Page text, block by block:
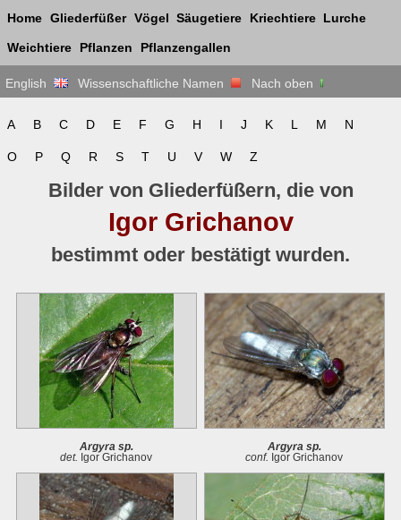
Home Gliederfüßer Vögel Säugetiere Kriechtiere Lurche
Weichtiere Pflanzen Pflanzengallen
English Wissenschaftliche Namen Nach oben
A B C D E F G H I J K L M N
O P Q R S T U V W Z
Bilder von Gliederfüßern, die von
Igor Grichanov
bestimmt oder bestätigt wurden.
Argyra sp.
det. Igor Grichanov
Argyra sp.
conf. Igor Grichanov